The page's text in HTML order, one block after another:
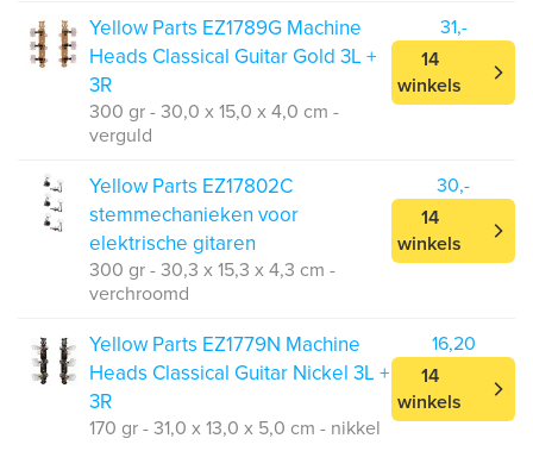
Yellow Parts EZ1789G Machine
Heads Classical Guitar Gold 3L +
3R
300 gr - 30,0 x 15,0 x 4,0 cm -
verguld
31,-
14
winkels
Yellow Parts EZ17802C
stemmechanieken voor
elektrische gitaren
300 gr - 30,3 x 15,3 x 4,3 cm -
verchroomd
30,-
14
winkels
Yellow Parts EZ1779N Machine
Heads Classical Guitar Nickel 3L +
3R
170 gr - 31,0 x 13,0 x 5,0 cm - nikkel
16,20
14
winkels